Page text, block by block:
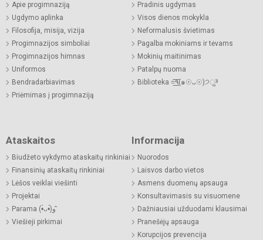
Apie progimnaziją
Ugdymo aplinka
Filosofija, misija, vizija
Progimnazijos simboliai
Progimnazijos himnas
Uniformos
Bendradarbiavimas
Priėmimas į progimnaziją
Pradinis ugdymas
Visos dienos mokykla
Neformalusis švietimas
Pagalba mokiniams ir tėvams
Mokinių maitinimas
Patalpų nuoma
Biblioteka =͟͟͞͞٩(๑☉ᴗ☉)੭ु⁾⁾
Ataskaitos
Biudžeto vykdymo ataskaitų rinkiniai
Finansinių ataskaitų rinkiniai
Lėšos veiklai viešinti
Projektai
Parama (•̀ᴗ•́)و ̑̑
Viešieji pirkimai
Informacija
Nuorodos
Laisvos darbo vietos
Asmens duomenų apsauga
Konsultavimasis su visuomene
Dažniausiai užduodami klausimai
Pranešėjų apsauga
Korupcijos prevencija